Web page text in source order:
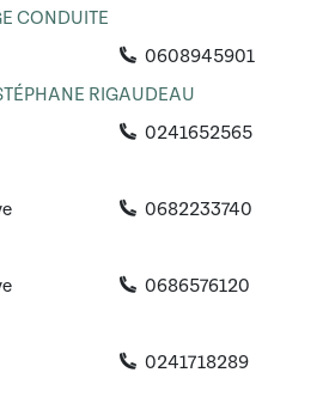
CONDUITE
0608945901
RIGAUDEAU
0241652565
0682233740
0686576120
0241718289